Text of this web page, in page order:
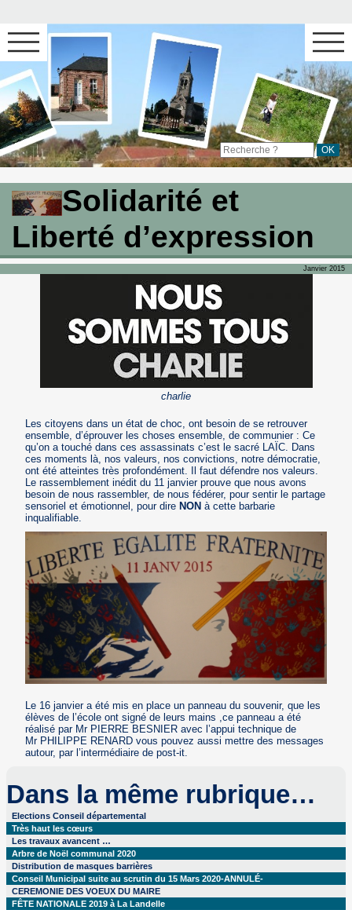
Solidarité et
Liberté d’expression
Janvier 2015
charlie
Les citoyens dans un état de choc, ont besoin de se retrouver
ensemble, d’éprouver les choses ensemble, de communier : Ce
qu’on a touché dans ces assassinats c’est le sacré LAÏC. Dans
ces moments là, nos valeurs, nos convictions, notre démocratie,
ont été atteintes très profondément. Il faut défendre nos valeurs.
Le rassemblement inédit du 11 janvier prouve que nous avons
besoin de nous rassembler, de nous fédérer, pour sentir le partage
sensoriel et émotionnel, pour dire NON à cette barbarie
inqualifiable.
Le 16 janvier a été mis en place un panneau du souvenir, que les
élèves de l’école ont signé de leurs mains ,ce panneau a été
réalisé par Mr PIERRE BESNIER avec l’appui technique de
Mr PHILIPPE RENARD vous pouvez aussi mettre des messages
autour, par l’intermédiaire de post-it.
Dans la même rubrique…
Elections Conseil départemental
Très haut les cœurs
Les travaux avancent …
Arbre de Noël communal 2020
Distribution de masques barrières
Conseil Municipal suite au scrutin du 15 Mars 2020-ANNULÉ-
CEREMONIE DES VOEUX DU MAIRE
FÊTE NATIONALE 2019 à La Landelle